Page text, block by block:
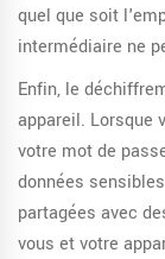
quel que soit
intermédiaire ne
Enfin, le
appareil. Lorsque
votre mot de
données
partagées avec
vous et votre